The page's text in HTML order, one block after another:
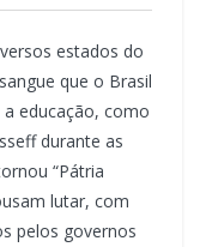
estados do
que o Brasil
educação, como
durante as
“Pátria
lutar, com
pelos governos